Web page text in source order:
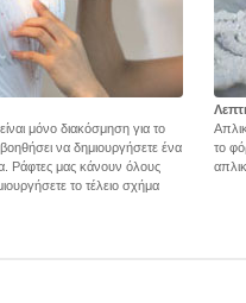
μόνο διακόσμηση για το
να δημιουργήσετε ένα
Ράφτες μας κάνουν όλους
το τέλειο σχήμα
το